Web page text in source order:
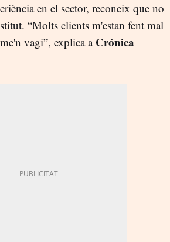
en el sector, reconeix que no
“Molts clients m'estan fent mal
vagi”, explica a Crónica